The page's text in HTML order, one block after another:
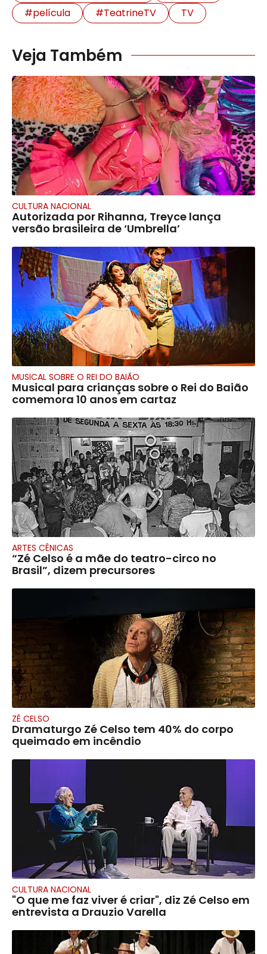
#película
#TeatrineTV TV
Veja Também
CULTURA NACIONAL
Autorizada por Rihanna, Treyce lança
versão brasileira de ‘Umbrella’
MUSICAL SOBRE O REI DO BAIÃO
Musical para crianças sobre o Rei do Baião
comemora 10 anos em cartaz
ARTES CÊNICAS
​“Zé Celso é a mãe do teatro-circo no
Brasil”, dizem precursores
ZÉ CELSO
Dramaturgo Zé Celso tem 40% do corpo
queimado em incêndio
CULTURA NACIONAL
"O que me faz viver é criar", diz Zé Celso em
entrevista a Drauzio Varella